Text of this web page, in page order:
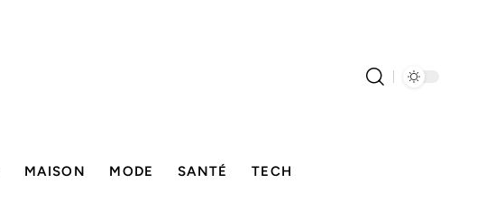
MAISON MODE SANTÉ TECH